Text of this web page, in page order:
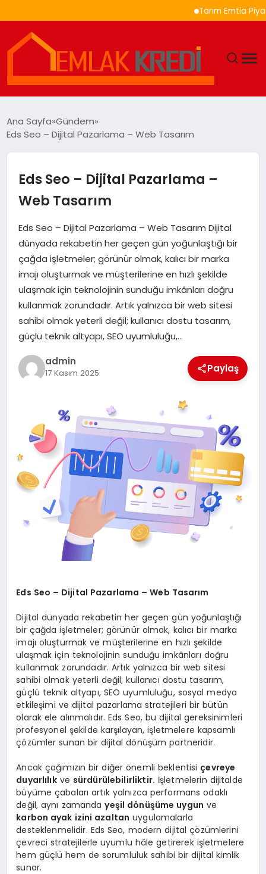
Tarım Emtia
DÜNYA
EĞITIM
MAGAZIN
SAĞLIK
SIYASET
SPOR
TEKNOLOJI
Ana Sayfa Gündem
Eds Seo – Dijital Pazarlama – Web Tasarım
Eds Seo – Dijital Pazarlama –
Web Tasarım
Eds Seo – Dijital Pazarlama – Web Tasarım Dijital
dünyada rekabetin her geçen gün yoğunlaştığı bir
çağda işletmeler; görünür olmak, kalıcı bir marka
imajı oluşturmak ve müşterilerine en hızlı şekilde
ulaşmak için teknolojinin sunduğu imkânları doğru
kullanmak zorundadır. Artık yalnızca bir web sitesi
sahibi olmak yeterli değil; kullanıcı dostu tasarım,
güçlü teknik altyapı, SEO uyumluluğu,…
admin
17 Kasım 2025 Paylaş
Eds Seo – Dijital Pazarlama – Web Tasarım
Dijital dünyada rekabetin her geçen gün yoğunlaştığı
bir çağda işletmeler; görünür olmak, kalıcı bir marka
imajı oluşturmak ve müşterilerine en hızlı şekilde
ulaşmak için teknolojinin sunduğu imkânları doğru
kullanmak zorundadır. Artık yalnızca bir web sitesi
sahibi olmak yeterli değil; kullanıcı dostu tasarım,
güçlü teknik altyapı, SEO uyumluluğu, sosyal medya
etkileşimi ve dijital pazarlama stratejileri bir bütün
olarak ele alınmalıdır. Eds Seo, bu dijital gereksinimleri
profesyonel şekilde karşılayan, işletmelere kapsamlı
çözümler sunan bir dijital dönüşüm partneridir.
Ancak çağımızın bir diğer önemli beklentisi çevreye
duyarlılıkve sürdürülebilirliktir. İşletmelerin dijitalde
büyüme çabaları artık yalnızca performans odaklı
değil, aynı zamandayeşil dönüşüme uygun ve
karbon ayak izini azaltan uygulamalarla
desteklenmelidir. Eds Seo, modern dijital çözümlerini
çevreci stratejilerle uyumlu hâle getirerek işletmelere
hem güçlü hem de sorumluluk sahibi bir dijital kimlik
sunar.